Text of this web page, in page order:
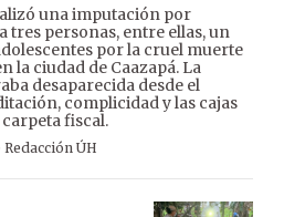
una imputación por
personas, entre ellas, un
por la cruel muerte
la ciudad de Caazapá. La
desaparecida desde el
complicidad y las cajas
fiscal.
Redacción ÚH